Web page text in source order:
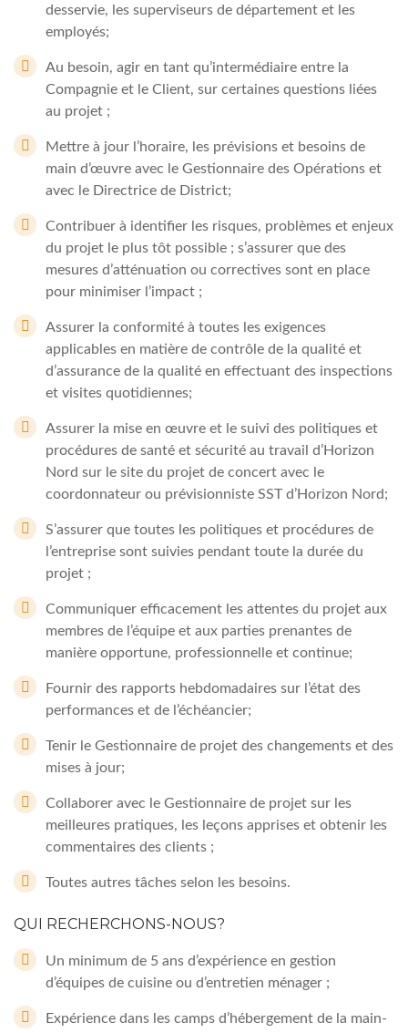
desservie, les superviseurs de département et les
employés;
Au besoin, agir en tant qu’intermédiaire entre la
Compagnie et le Client, sur certaines questions liées
au projet ;
Mettre à jour l’horaire, les prévisions et besoins de
main d’œuvre avec le Gestionnaire des Opérations et
avec le Directrice de District;
Contribuer à identifier les risques, problèmes et enjeux
du projet le plus tôt possible ; s’assurer que des
mesures d’atténuation ou correctives sont en place
pour minimiser l’impact ;
Assurer la conformité à toutes les exigences
applicables en matière de contrôle de la qualité et
d’assurance de la qualité en effectuant des inspections
et visites quotidiennes;
Assurer la mise en œuvre et le suivi des politiques et
procédures de santé et sécurité au travail d’Horizon
Nord sur le site du projet de concert avec le
coordonnateur ou prévisionniste SST d’Horizon Nord;
S’assurer que toutes les politiques et procédures de
l’entreprise sont suivies pendant toute la durée du
projet ;
Communiquer efficacement les attentes du projet aux
membres de l’équipe et aux parties prenantes de
manière opportune, professionnelle et continue;
Fournir des rapports hebdomadaires sur l’état des
performances et de l’échéancier;
Tenir le Gestionnaire de projet des changements et des
mises à jour;
Collaborer avec le Gestionnaire de projet sur les
meilleures pratiques, les leçons apprises et obtenir les
commentaires des clients ;
Toutes autres tâches selon les besoins.
QUI RECHERCHONS-NOUS?
Un minimum de 5 ans d’expérience en gestion
d’équipes de cuisine ou d’entretien ménager ;
Expérience dans les camps d’hébergement de la main-